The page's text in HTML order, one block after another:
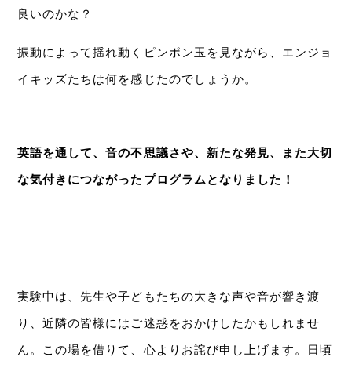
良いのかな？
振動によって揺れ動くピンポン玉を見ながら、エンジョ
イキッズたちは何を感じたのでしょうか。
英語を通して、音の不思議さや、新たな発見、また大切
な気付きにつながったプログラムとなりました！
実験中は、先生や子どもたちの大きな声や音が響き渡
り、近隣の皆様にはご迷惑をおかけしたかもしれませ
ん。この場を借りて、心よりお詫び申し上げます。日頃